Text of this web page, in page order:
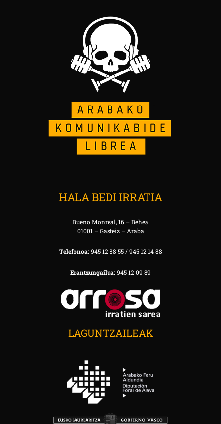
HALA BEDI IRRATIA
Bueno Monreal, 16 – Behea
01001 – Gasteiz – Araba
Telefonoa:945 12 88 55 / 945 12 14 88
Erantzungailua:945 12 09 89
LAGUNTZAILEAK